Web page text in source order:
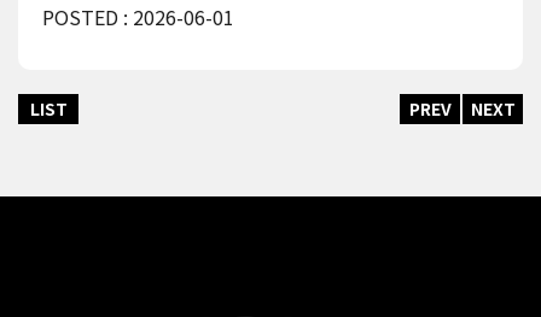
POSTED : 2026-06-01
LIST PREV NEXT